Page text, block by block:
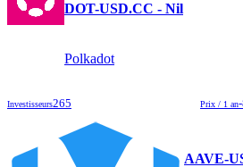
DOT-USD.CC - Nil
Polkadot
Investisseurs265 Prix / 1 an
AAVE-